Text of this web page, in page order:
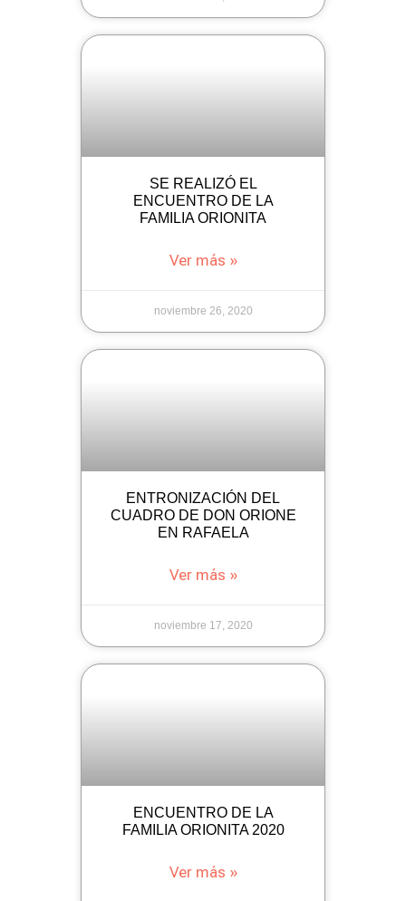
SE REALIZÓ EL
ENCUENTRO DE LA
FAMILIA ORIONITA
Ver más »
noviembre 26, 2020
ENTRONIZACIÓN DEL
CUADRO DE DON ORIONE
EN RAFAELA
Ver más »
noviembre 17, 2020
ENCUENTRO DE LA
FAMILIA ORIONITA 2020
Ver más »